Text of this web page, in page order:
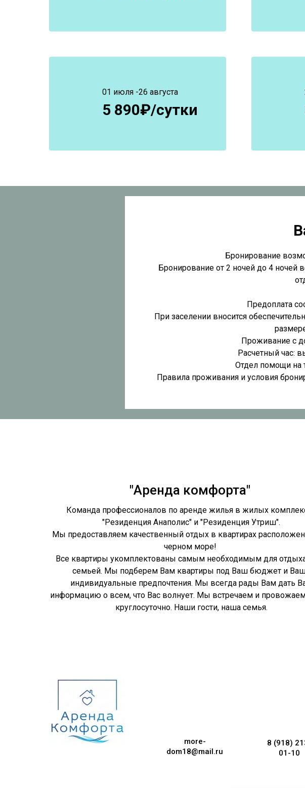
01 июля -26 августа
5 890₽/сутки
Бронирование
Бронирование от 2 ночей до 4
Предоплата
При заселении вносится
Проживание с
Расчетный час:
Отдел помощи на
Правила проживания и условия
"Аренда комфорта"
Команда профессионалов по аренде жилья в жилых
"Резиденция Анаполис" и "Резиденция Утриш".
Мы предоставляем качественный отдых в квартирах
черном море!
Все квартиры укомплектованы самым необходимым для
семьей. Мы подберем Вам квартиры под Ваш бюджет и
индивидуальные предпочтения. Мы всегда рады Вам дать
информацию о всем, что Вас волнует. Мы встречаем и провожаем
круглосуточно. Наши гости, наша семья.
more-
dom18@mail.ru
8 (918)
01-10